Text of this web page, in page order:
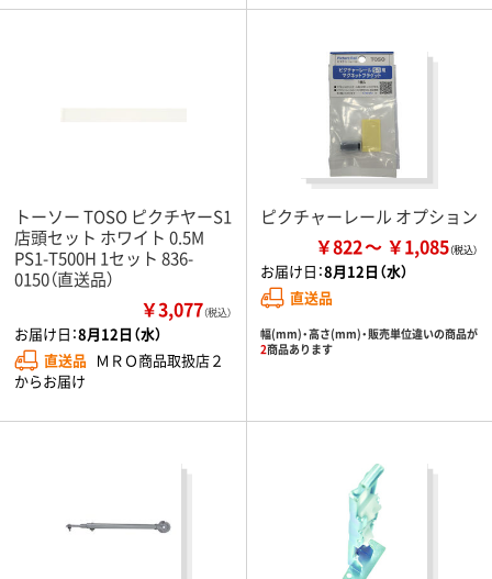
トーソー TOSO ピクチヤーS1
店頭セット ホワイト 0.5M
PS1-T500H 1セット 836-
0150（直送品）
￥3,077（税込）
お届け日：8月12日（水）
直送品 ＭＲＯ商品取扱店２
からお届け
ピクチャーレール オプション
￥822 ￥1,085
お届け日：8月12日（水）
直送品
幅(mm)・高さ(mm)・販売単位違いの商品が
2商品あります